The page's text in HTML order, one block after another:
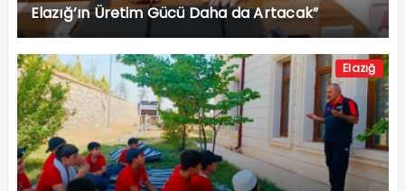
Elazığ’ın Üretim Gücü Daha da Artacak”
Elazığ